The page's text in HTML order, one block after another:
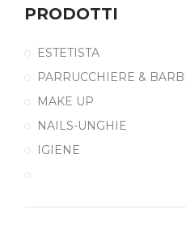
PRODOTTI
ESTETISTA
PARRUCCHIERE &
MAKE UP
NAILS-UNGHIE
IGIENE